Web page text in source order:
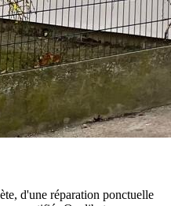
d'une réparation ponctuelle